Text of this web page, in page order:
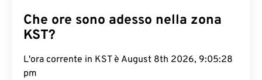
Che ore sono adesso nella zona
KST?
L'ora corrente in KST è August 8th 2026, 9:05:29
pm